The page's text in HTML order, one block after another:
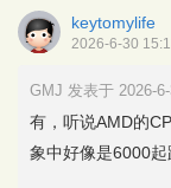
keytomylife
2026-6-30
GMJ 发表于 2026-
有，听说AMD的
象中好像是6000起